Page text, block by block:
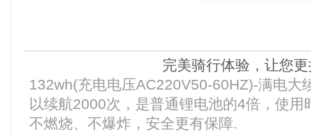
完美骑行体验，让您
132wh(充电电压AC220V50-60HZ)-满电大
以续航2000次，是普通锂电池的4倍，使用
不燃烧、不爆炸，安全更有保障.